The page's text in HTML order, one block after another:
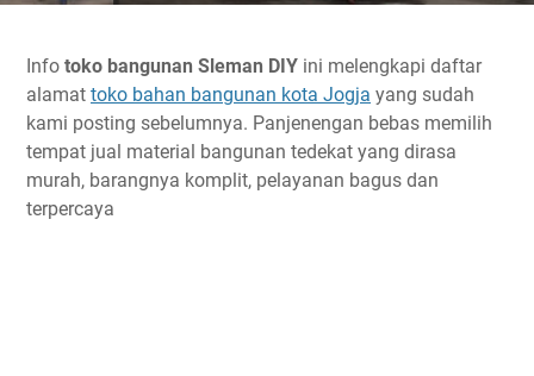
Info toko bangunan Sleman DIY ini melengkapi daftar
alamat toko bahan bangunan kota Jogja yang sudah
kami posting sebelumnya. Panjenengan bebas memilih
tempat jual material bangunan tedekat yang dirasa
murah, barangnya komplit, pelayanan bagus dan
terpercaya